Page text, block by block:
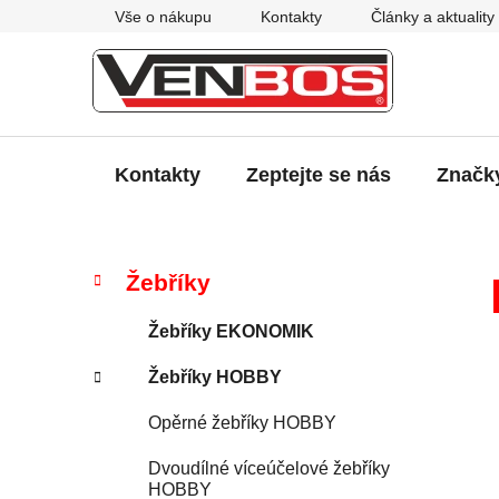
Vše o nákupu Kontakty Články a aktuality
Kontakty Zeptejte se nás
P
r
Přeskočit
kategorie
K
a
g
o
Žebříky
Žebříky EKONOMIK
Žebříky HOBBY
Opěrné žebříky HOBBY
Dvoudílné víceúčelové žebříky
HOBBY